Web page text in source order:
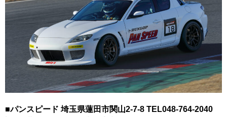
■パンスピード 埼玉県蓮田市関山2-7-8 TEL048-764-2040